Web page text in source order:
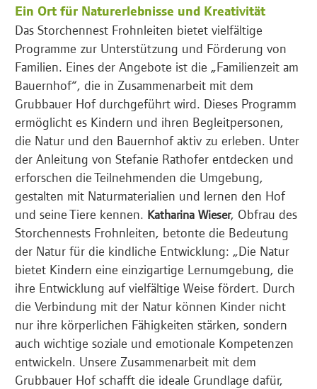
Ein Ort für Naturerlebnisse und Kreativität
Das Storchennest Frohnleiten bietet vielfältige
Programme zur Unterstützung und Förderung von
Familien. Eines der Angebote ist die „Familienzeit am
Bauernhof“, die in Zusammenarbeit mit dem
Grubbauer Hof durchgeführt wird. Dieses Programm
ermöglicht es Kindern und ihren Begleitpersonen,
die Natur und den Bauernhof aktiv zu erleben. Unter
der Anleitung von Stefanie Rathofer entdecken und
erforschen die Teilnehmenden die Umgebung,
gestalten mit Naturmaterialien und lernen den Hof
und seine Tiere kennen. Katharina Wieser, Obfrau des
Storchennests Frohnleiten, betonte die Bedeutung
der Natur für die kindliche Entwicklung: „Die Natur
bietet Kindern eine einzigartige Lernumgebung, die
ihre Entwicklung auf vielfältige Weise fördert. Durch
die Verbindung mit der Natur können Kinder nicht
nur ihre körperlichen Fähigkeiten stärken, sondern
auch wichtige soziale und emotionale Kompetenzen
entwickeln. Unsere Zusammenarbeit mit dem
Grubbauer Hof schafft die ideale Grundlage dafür,